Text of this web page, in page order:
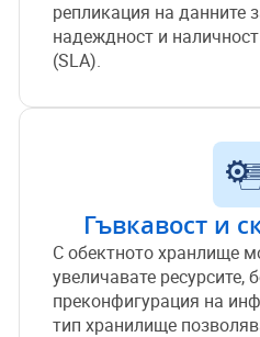
репликация на данните
надеждност и наличност
(SLA).
Гъвкавост и
С обектното хранлище
увеличавате ресурсите,
преконфигурация на
тип хранилище